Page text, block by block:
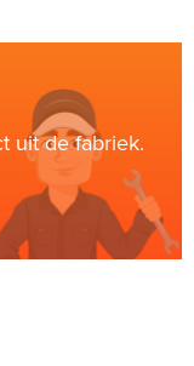
uit de fabriek.